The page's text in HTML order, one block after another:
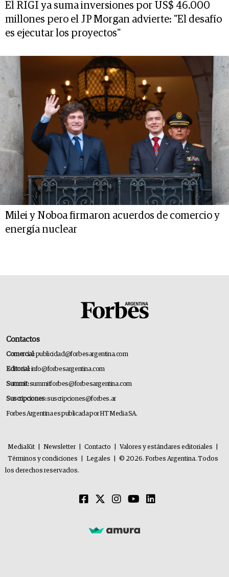
El RIGI ya suma inversiones por US$ 46.000
millones pero el JP Morgan advierte: "El desafío
es ejecutar los proyectos"
Milei y Noboa firmaron acuerdos de comercio y
energía nuclear
Contactos
Comercial:publicidad@forbesargentina.com
Editorial:info@forbesargentina.com
Summit:summitforbes@forbesargentina.com
Suscripciones:suscripciones@forbes.ar
Forbes Argentina es publicada por HT Media SA.
MediaKit Newsletter Contacto Valores y estándares editoriales
Términos y condiciones
Legales
© 2026. Forbes Argentina. Todos
los derechos reservados.